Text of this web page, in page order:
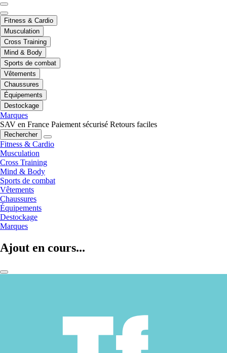
Fitness & Cardio
Musculation
Cross Training
Mind & Body
Sports de combat
Vêtements
Chaussures
Équipements
Destockage
Marques
SAV en France Paiement sécurisé Retours faciles
Rechercher
Fitness & Cardio
Musculation
Cross Training
Mind & Body
Sports de combat
Vêtements
Chaussures
Équipements
Destockage
Marques
Ajout en cours...